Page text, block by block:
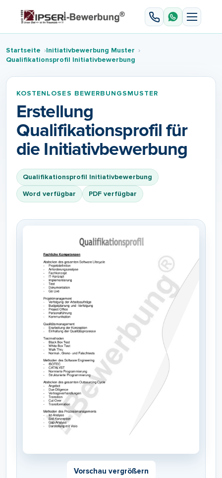
Startseite
Initiativbewerbung Muster
Qualifikationsprofil Initiativbewerbung
KOSTENLOSES BEWERBUNGSMUSTER
Erstellung
Qualifikationsprofil für
die Initiativbewerbung
Qualifikationsprofil Initiativbewerbung
Word verfügbar
PDF verfügbar
Vorschau vergrößern